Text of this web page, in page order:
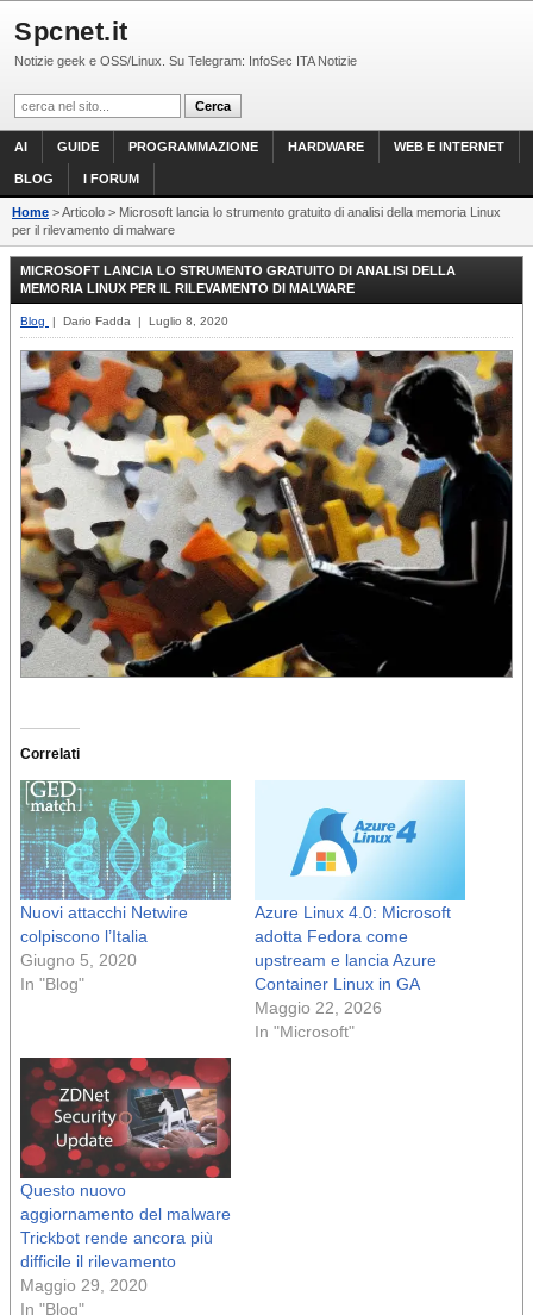
Spcnet.it
Notizie geek e OSS/Linux. Su Telegram: InfoSec ITA Notizie
AI GUIDE PROGRAMMAZIONE HARDWARE WEB E INTERNET
BLOG I FORUM
Home > Articolo > Microsoft lancia lo strumento gratuito di analisi della memoria Linux
per il rilevamento di malware
MICROSOFT LANCIA LO STRUMENTO GRATUITO DI ANALISI DELLA
MEMORIA LINUX PER IL RILEVAMENTO DI MALWARE
Blog | Dario Fadda | Luglio 8, 2020
Correlati
Nuovi attacchi Netwire
colpiscono l’Italia
Giugno 5, 2020
In "Blog"
Azure Linux 4.0: Microsoft
adotta Fedora come
upstream e lancia Azure
Container Linux in GA
Maggio 22, 2026
In "Microsoft"
Questo nuovo
aggiornamento del malware
Trickbot rende ancora più
difficile il rilevamento
Maggio 29, 2020
In "Blog"